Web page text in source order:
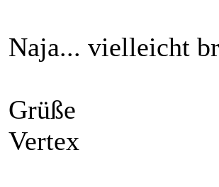
Naja... vielleicht
Grüße
Vertex